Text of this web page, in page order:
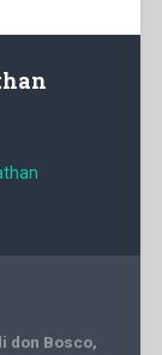
don Bosco,